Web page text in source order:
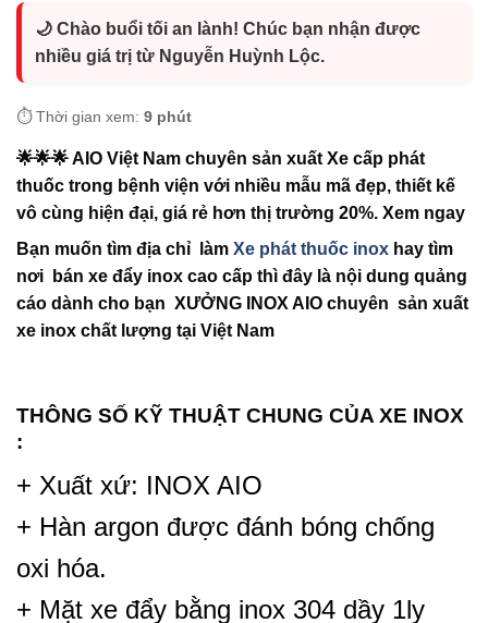
🌙 Chào buổi tối an lành! Chúc bạn nhận được
nhiều giá trị từ Nguyễn Huỳnh Lộc.
⏱️ Thời gian xem: 9 phút
🌟🌟🌟 AIO Việt Nam chuyên sản xuất Xe cấp phát
thuốc trong bệnh viện với nhiều mẫu mã đẹp, thiết kế
vô cùng hiện đại, giá rẻ hơn thị trường 20%. Xem ngay
Bạn muốn tìm địa chỉ làm Xe phát thuốc inox hay tìm
nơi bán xe đẩy inox cao cấp thì đây là nội dung quảng
cáo dành cho bạn XƯỞNG INOX AIO chuyên sản xuất
xe inox chất lượng tại Việt Nam
THÔNG SỐ KỸ THUẬT CHUNG CỦA XE INOX
:
+ Xuất xứ: INOX AIO
+ Hàn argon được đánh bóng chống
oxi hóa.
+ Mặt xe đẩy bằng inox 304 dầy 1ly